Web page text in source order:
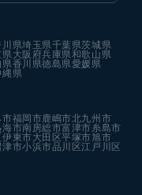
川県埼玉県千葉県茨城県
県大阪府兵庫県和歌山県
県香川県徳島県愛媛県
縄県
市福岡市鹿嶋市北九州市
海市南房総市富津市糸島市
伊東市大田区平塚市旭市
津市小浜市品川区江戸川区